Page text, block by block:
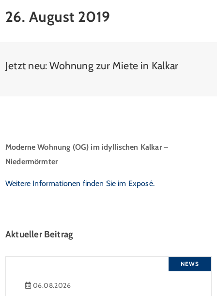
26. August 2019
Jetzt neu: Wohnung zur Miete in Kalkar
Moderne Wohnung (OG) im idyllischen Kalkar –
Niedermörmter
Weitere Informationen finden Sie im Exposé.
Aktueller Beitrag
NEWS
06.08.2026